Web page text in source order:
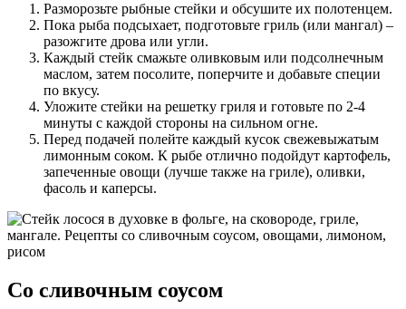
Разморозьте рыбные стейки и обсушите их полотенцем.
Пока рыба подсыхает, подготовьте гриль (или мангал) –
разожгите дрова или угли.
Каждый стейк смажьте оливковым или подсолнечным
маслом, затем посолите, поперчите и добавьте специи
по вкусу.
Уложите стейки на решетку гриля и готовьте по 2-4
минуты с каждой стороны на сильном огне.
Перед подачей полейте каждый кусок свежевыжатым
лимонным соком. К рыбе отлично подойдут картофель,
запеченные овощи (лучше также на гриле), оливки,
фасоль и каперсы.
Со сливочным соусом